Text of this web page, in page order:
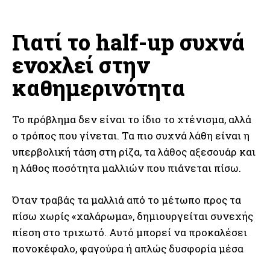
Γιατί το half-up συχνά
ενοχλεί στην
καθημερινότητα
Το πρόβλημα δεν είναι το ίδιο το χτένισμα, αλλά
ο τρόπος που γίνεται. Τα πιο συχνά λάθη είναι η
υπερβολική τάση στη ρίζα, τα λάθος αξεσουάρ και
η λάθος ποσότητα μαλλιών που πιάνεται πίσω.
Όταν τραβάς τα μαλλιά από το μέτωπο προς τα
πίσω χωρίς «χαλάρωμα», δημιουργείται συνεχής
πίεση στο τριχωτό. Αυτό μπορεί να προκαλέσει
πονοκέφαλο, φαγούρα ή απλώς δυσφορία μέσα